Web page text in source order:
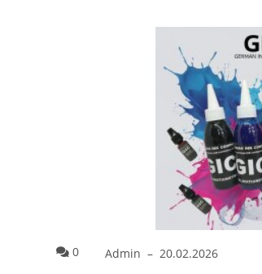
Kommentare
0 Admin – 20.02.2026